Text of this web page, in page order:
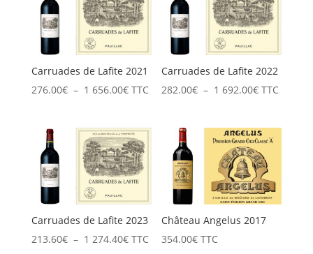
Carruades de Lafite 2021
276.00€ – 1 656.00€Plage
prix :
276.00€
à
1
656.00€
TTC
Carruades de Lafite 2022
282.00€ – 1 692.00€Plage
prix :
282.00€
à
1
692.00€
TTC
Carruades de Lafite 2023
213.60€ – 1 274.40€Plage
TTC
Château Angelus 2017
354.00€ TTC